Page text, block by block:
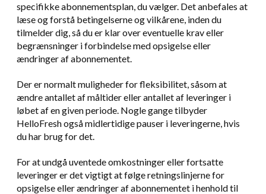
specifikke abonnementsplan, du vælger. Det anbefales at
læse og forstå betingelserne og vilkårene, inden du
tilmelder dig, så du er klar over eventuelle krav eller
begrænsninger i forbindelse med opsigelse eller
ændringer af abonnementet.
Der er normalt muligheder for fleksibilitet, såsom at
ændre antallet af måltider eller antallet af leveringer i
løbet af en given periode. Nogle gange tilbyder
HelloFresh også midlertidige pauser i leveringerne, hvis
du har brug for det.
For at undgå uventede omkostninger eller fortsatte
leveringer er det vigtigt at følge retningslinjerne for
opsigelse eller ændringer af abonnementet i henhold til